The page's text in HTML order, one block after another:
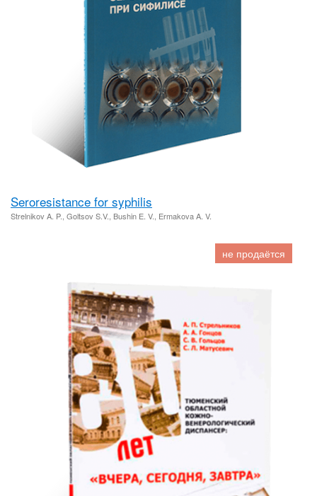
Seroresistance for syphilis
Strelnikov A. P., Goltsov S.V., Bushin E. V., Ermakova A. V.
не продаётся